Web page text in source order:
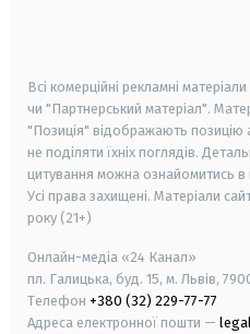
Всі комерційні рекламні
чи "Партнерський матеріал".
"Позиція" відображають позицію
не поділяти їхніх поглядів.
цитування можна ознайомитись в
Усі права захищені. Матеріали
року (21+)
Онлайн-медіа «24 Канал»
пл. Галицька, буд. 15, м. Львів,
Телефон +380 (32) 229-77-77
Адреса електронної пошти —